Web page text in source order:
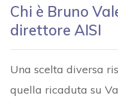
Chi è Bruno
direttore AISI
Una scelta diversa
quella ricaduta su